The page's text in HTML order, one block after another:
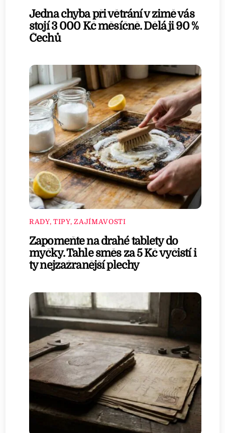
Jedna chyba při větrání v zimě vás
stojí 3 000 Kč měsíčně. Dělá ji 90 %
Čechů
RADY, TIPY, ZAJÍMAVOSTI
Zapomeňte na drahé tablety do
myčky. Tahle směs za 5 Kč vyčistí i
ty nejzažranější plechy